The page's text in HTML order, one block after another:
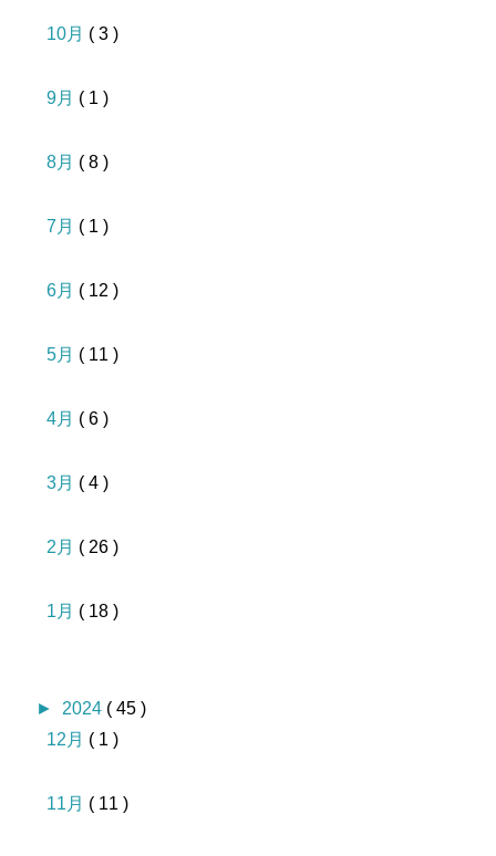
10月 ( 3 )
9月 ( 1 )
8月 ( 8 )
7月 ( 1 )
6月 ( 12 )
5月 ( 11 )
4月 ( 6 )
3月 ( 4 )
2月 ( 26 )
1月 ( 18 )
► 2024 ( 45 )
12月 ( 1 )
11月 ( 11 )